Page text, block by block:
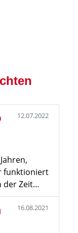
12.07.2022
funktioniert
der Zeit…
16.08.2021